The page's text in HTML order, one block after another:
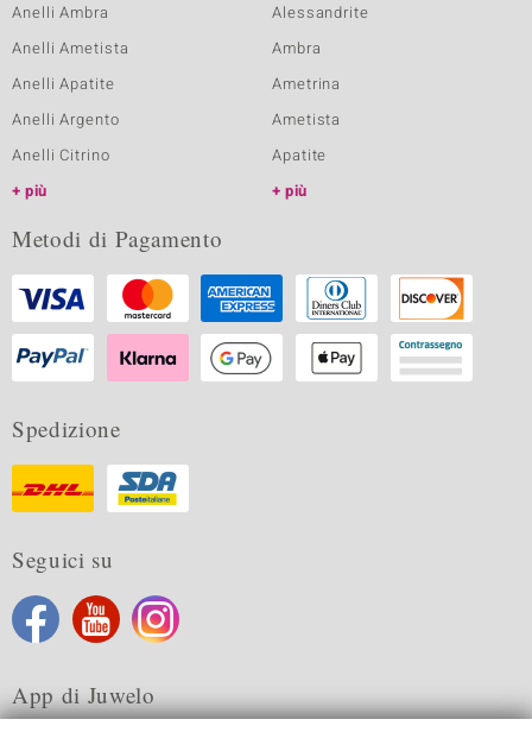
Anelli Ambra
Anelli Ametista
Anelli Apatite
Anelli Argento
Anelli Citrino
più
Alessandrite
Ambra
Ametrina
Ametista
Apatite
più
Metodi di Pagamento
Spedizione
Seguici su
App di Juwelo